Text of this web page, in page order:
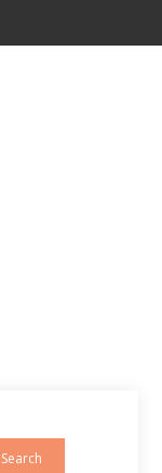
Search